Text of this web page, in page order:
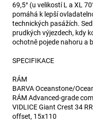
69,5° (u velikostí L a XL
pomáhá k lepší
technických pasážích.
prudkých výjezdech, kdy
ochotně pojede nahoru a
SPECIFIKACE
RÁM
BARVA Oceanstone/
RÁM Advanced-grade
VIDLICE Giant Crest 34
offset, 15x110